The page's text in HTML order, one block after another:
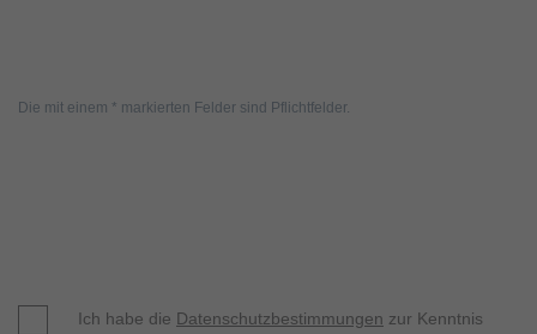
Die mit einem * markierten Felder sind Pflichtfelder.
Ich habe die Datenschutzbestimmungen zur Kenntnis